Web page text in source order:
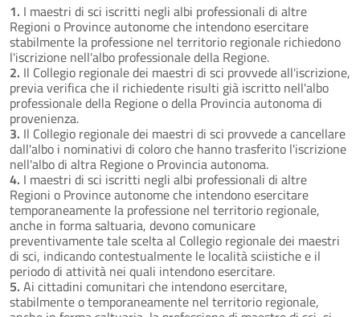
1. I maestri di sci iscritti negli albi professionali di altre
Regioni o Province autonome che intendono esercitare
stabilmente la professione nel territorio regionale richiedono
l'iscrizione nell'albo professionale della Regione.
2. Il Collegio regionale dei maestri di sci provvede all'iscrizione,
previa verifica che il richiedente risulti già iscritto nell'albo
professionale della Regione o della Provincia autonoma di
provenienza.
3. Il Collegio regionale dei maestri di sci provvede a cancellare
dall'albo i nominativi di coloro che hanno trasferito l'iscrizione
nell'albo di altra Regione o Provincia autonoma.
4. I maestri di sci iscritti negli albi professionali di altre
Regioni o Province autonome che intendono esercitare
temporaneamente la professione nel territorio regionale,
anche in forma saltuaria, devono comunicare
preventivamente tale scelta al Collegio regionale dei maestri
di sci, indicando contestualmente le località sciistiche e il
periodo di attività nei quali intendono esercitare.
5. Ai cittadini comunitari che intendono esercitare,
stabilmente o temporaneamente nel territorio regionale,